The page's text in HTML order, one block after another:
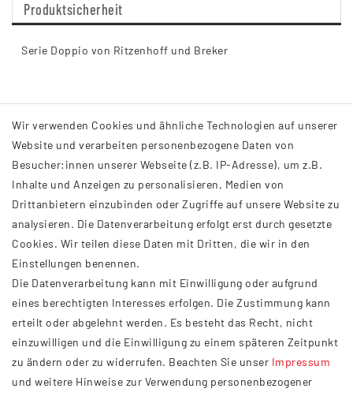
Produktsicherheit
Serie Doppio von Ritzenhoff und Breker
INFORMATIONEN
AGB
Impressum
Datenschutzerklärung
Widerrufsrecht
Barrierefreiheit
Wir verwenden Cookies und ähnliche Technologien auf unserer
Website und verarbeiten personenbezogene Daten von
Besucher:innen unserer Webseite (z.B. IP-Adresse), um z.B.
Inhalte und Anzeigen zu personalisieren, Medien von
Drittanbietern einzubinden oder Zugriffe auf unsere Website zu
analysieren. Die Datenverarbeitung erfolgt erst durch gesetzte
Cookies. Wir teilen diese Daten mit Dritten, die wir in den
Einstellungen benennen.
Die Datenverarbeitung kann mit Einwilligung oder aufgrund
eines berechtigten Interesses erfolgen. Die Zustimmung kann
erteilt oder abgelehnt werden. Es besteht das Recht, nicht
einzuwilligen und die Einwilligung zu einem späteren Zeitpunkt
zu ändern oder zu widerrufen. Beachten Sie unser Impressum
und weitere Hinweise zur Verwendung personenbezogener